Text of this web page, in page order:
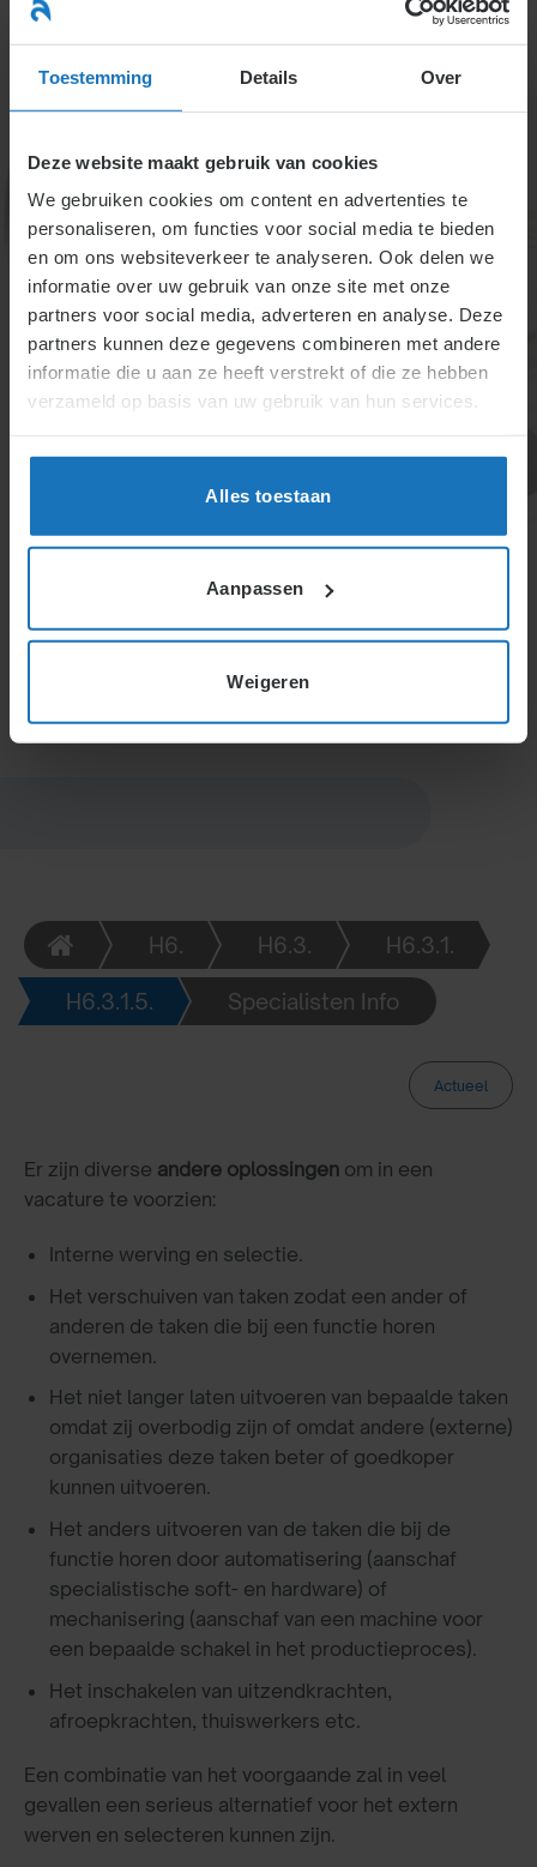
Toestemming Details Over
Deze website maakt gebruik van cookies
We gebruiken cookies om content en advertenties te
personaliseren, om functies voor social media te bieden
en om ons websiteverkeer te analyseren. Ook delen we
informatie over uw gebruik van onze site met onze
partners voor social media, adverteren en analyse. Deze
partners kunnen deze gegevens combineren met andere
informatie die u aan ze heeft verstrekt of die ze hebben
verzameld op basis van uw gebruik van hun services.
Alles toestaan
Aanpassen
Weigeren
naar
inhoud
6.3.1.5. Andere
oplossingen voor een
vacature
Alternatieven voor vacatures invullen omvatten
interne werving, taakverschuiving, automatisering en
en bekendheid met de organisatie, maar kan
creëren. Externe kandidaten bieden vaak frisse
perspectieven en doorbreken mogelijk verouderde
H6. H6.3. H6.3.1.
H6.3.1.5. Specialisten Info
Actueel
Er zijn diverse andere oplossingen om in een
vacature te voorzien:
Interne werving en selectie.
Het verschuiven van taken zodat een ander of
anderen de taken die bij een functie horen
overnemen.
Het niet langer laten uitvoeren van bepaalde taken
omdat zij overbodig zijn of omdat andere (externe)
organisaties deze taken beter of goedkoper
kunnen uitvoeren.
Het anders uitvoeren van de taken die bij de
functie horen door automatisering (aanschaf
specialistische soft- en hardware) of
mechanisering (aanschaf van een machine voor
een bepaalde schakel in het productieproces).
Het inschakelen van uitzendkrachten,
afroepkrachten, thuiswerkers etc.
Een combinatie van het voorgaande zal in veel
gevallen een serieus alternatief voor het extern
werven en selecteren kunnen zijn.